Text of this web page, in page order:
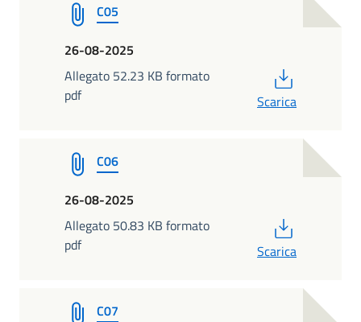
C05
26-08-2025
Allegato 52.23 KB formato
pdf
Scarica
C06
26-08-2025
Allegato 50.83 KB formato
pdf
Scarica
C07